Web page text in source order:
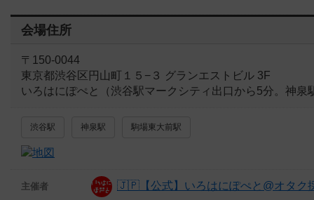
会場住所
〒150-0044
東京都渋谷区円山町１５−３ グランエストビル 3F
いろはにぽぺと（渋谷駅マークシティ出口から5分。神泉
渋谷駅 神泉駅 駒場東大前駅
主催者 🇯🇵【公式】いろはにぽぺと@オタク